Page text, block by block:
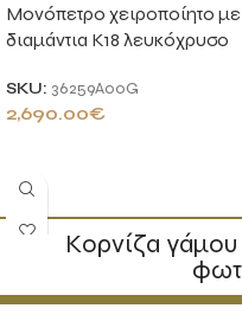
Μονόπετρο χειροποίητο με
διαμάντια Κ18 λευκόχρυσο
SKU: 36259A00G
2,690.00€
Κορνίζα γάμου